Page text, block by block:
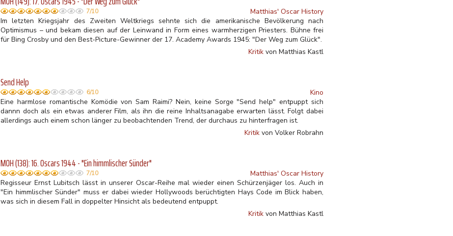
7/10
Matthias' Oscar History
Im letzten Kriegsjahr des Zweiten Weltkriegs sehnte sich die amerikanische Bevölkerung nach
Optimismus – und bekam diesen auf der Leinwand in Form eines warmherzigen Priesters. Bühne frei
für Bing Crosby und den Best-Picture-Gewinner der 17. Academy Awards 1945: "Der Weg zum Glück".
Kritik von Matthias Kastl
Send Help
6/10
Kino
Eine harmlose romantische Komödie von Sam Raimi? Nein, keine Sorge "Send help" entpuppt sich
dannn doch als ein etwas anderer Film, als ihn die reine Inhaltsanagabe erwarten lässt. Folgt dabei
allerdings auch einem schon länger zu beobachtenden Trend, der durchaus zu hinterfragen ist.
Kritik von Volker Robrahn
MOH (138): 16. Oscars 1944 - "Ein himmlischer Sünder"
7/10
Matthias' Oscar History
Regisseur Ernst Lubitsch lässt in unserer Oscar-Reihe mal wieder einen Schürzenjäger los. Auch in
"Ein himmlischer Sünder" muss er dabei wieder Hollywoods berüchtigten Hays Code im Blick haben,
was sich in diesem Fall in doppelter Hinsicht als bedeutend entpuppt.
Kritik von Matthias Kastl